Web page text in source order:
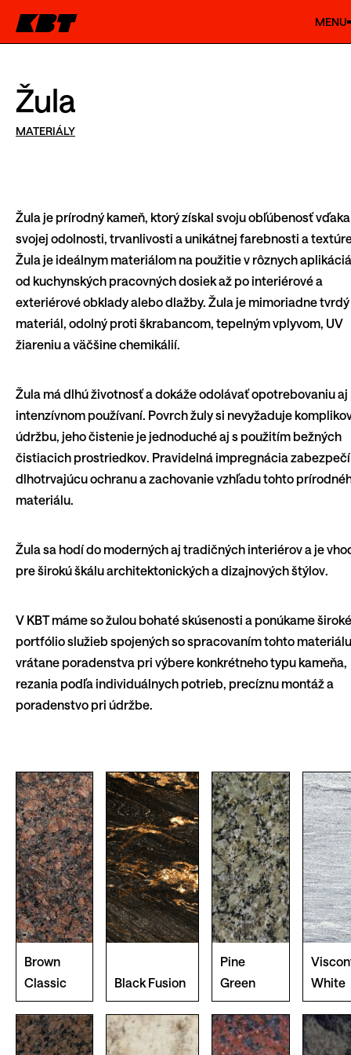
MENU
Žula
MATERIÁLY
Žula je prírodný kameň, ktorý získal svoju obľúbenosť vďaka
svojej odolnosti, trvanlivosti a unikátnej farebnosti a
Žula je ideálnym materiálom na použitie v rôznych
od kuchynských pracovných dosiek až po interiérové a
exteriérové obklady alebo dlažby. Žula je mimoriadne tvrdý
materiál, odolný proti škrabancom, tepelným vplyvom, UV
žiareniu a väčšine chemikálií.
Žula má dlhú životnosť a dokáže odolávať opotrebovaniu aj
intenzívnom používaní. Povrch žuly si nevyžaduje
údržbu, jeho čistenie je jednoduché aj s použitím bežných
čistiacich prostriedkov. Pravidelná impregnácia zabezpečí
dlhotrvajúcu ochranu a zachovanie vzhľadu tohto
materiálu.
Žula sa hodí do moderných aj tradičných interiérov a je
pre širokú škálu architektonických a dizajnových štýlov.
V KBT máme so žulou bohaté skúsenosti a ponúkame široké
portfólio služieb spojených so spracovaním tohto materiálu
vrátane poradenstva pri výbere konkrétneho typu kameňa,
rezania podľa individuálnych potrieb, precíznu montáž a
poradenstvo pri údržbe.
Brown
Classic
Black Fusion
Pine
Green
White